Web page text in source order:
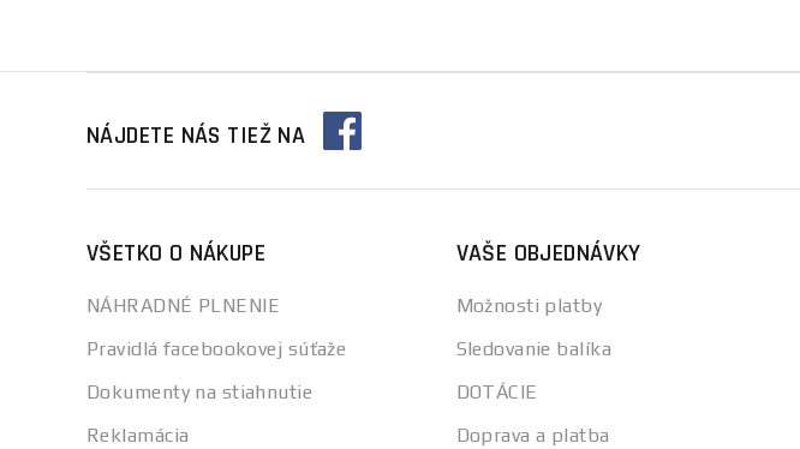
NÁJDETE NÁS TIEŽ NA
VŠETKO O NÁKUPE
NÁHRADNÉ PLNENIE
Pravidlá facebookovej súťaže
Dokumenty na stiahnutie
Reklamácia
VAŠE OBJEDNÁVKY
Možnosti platby
Sledovanie balíka
DOTÁCIE
Doprava a platba